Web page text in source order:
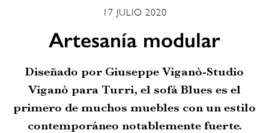
17 JULIO 2020
Artesanía modular
Diseñado por Giuseppe Viganò-Studio
Viganò para Turri, el sofá Blues es el
primero de muchos muebles con un estilo
contemporáneo notablemente fuerte.